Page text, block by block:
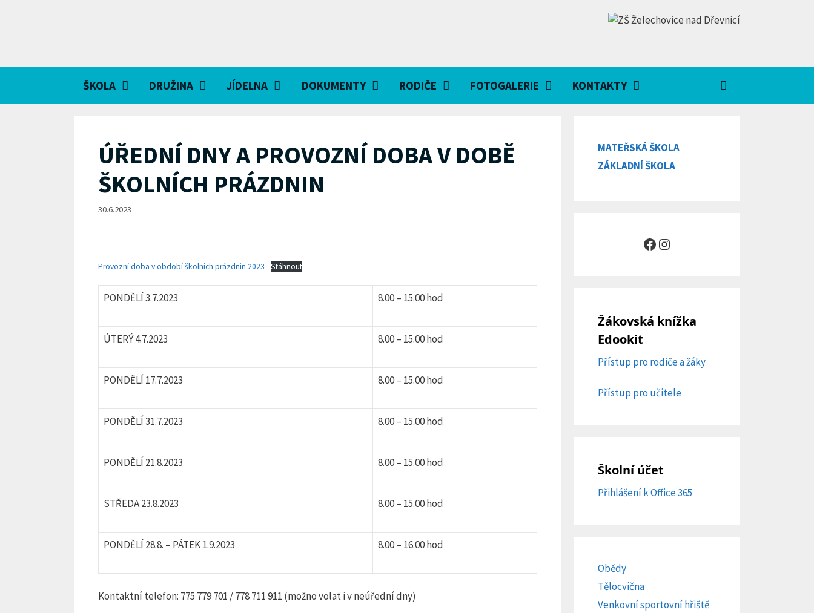
ŠKOLA DRUŽINA JÍDELNA DOKUMENTY RODIČE FOTOGALERIE KONTAKTY
ÚŘEDNÍ DNY A PROVOZNÍ DOBA V DOBĚ
ŠKOLNÍCH PRÁZDNIN
30.6.2023
Provozní doba v období školních prázdnin 2023 Stáhnout
PONDĚLÍ 3.7.2023 8.00 – 15.00 hod
ÚTERÝ 4.7.2023 8.00 – 15.00 hod
PONDĚLÍ 17.7.2023 8.00 – 15.00 hod
PONDĚLÍ 31.7.2023 8.00 – 15.00 hod
PONDĚLÍ 21.8.2023 8.00 – 15.00 hod
STŘEDA 23.8.2023 8.00 – 15.00 hod
PONDĚLÍ 28.8. – PÁTEK 1.9.2023 8.00 – 16.00 hod
Kontaktní telefon: 775 779 701 / 778 711 911 (možno volat i v neúřední dny)
MATEŘSKÁ ŠKOLA
ZÁKLADNÍ ŠKOLA
Facebook
Instagram
Žákovská knížka
Edookit
Přístup pro rodiče a žáky
Přístup pro učitele
Školní účet
Přihlášení k Office 365
Obědy
Tělocvična
Venkovní sportovní hřiště